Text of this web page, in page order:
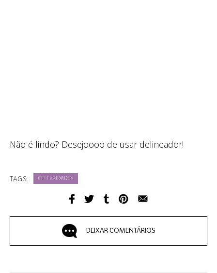
Não é lindo? Desejoooo de usar delineador!
TAGS: CELEBRIDADES
DEIXAR COMENTÁRIOS